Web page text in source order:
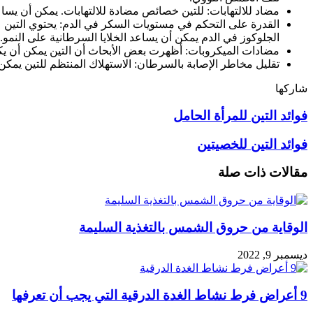
مضاد للالتهابات: للتين خصائص مضادة للالتهابات. يمكن أن
القدرة على التحكم في مستويات السكر في الدم: يحتوي
الجلوكوز في الدم يمكن أن يساعد الخلايا السرطانية على النمو.
مضادات الميكروبات: أظهرت بعض الأبحاث أن التين يمكن أن
تقليل مخاطر الإصابة بالسرطان: الاستهلاك المنتظم للتين
شاركها
فوائد التين للمرأة الحامل
فوائد التين للخصيتين
مقالات ذات صلة
الوقاية من حروق الشمس بالتغذية السليمة
ديسمبر 9, 2022
9 أعراض فرط نشاط الغدة الدرقية التي يجب أن تعرفها